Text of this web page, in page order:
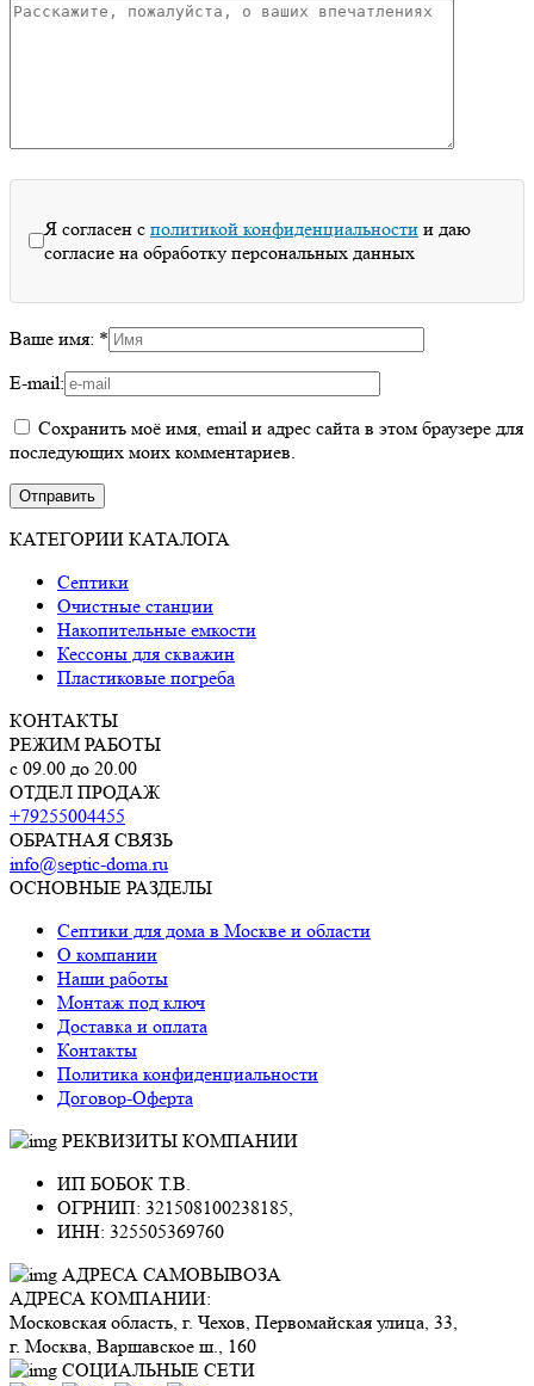
Я согласен с политикой конфиденциальности и даю
согласие на обработку персональных данных
Ваше имя: *
E-mail:
Сохранить моё имя, email и адрес сайта в этом браузере для
последующих моих комментариев.
КАТЕГОРИИ КАТАЛОГА
Септики
Очистные станции
Накопительные емкости
Кессоны для скважин
Пластиковые погреба
КОНТАКТЫ
РЕЖИМ РАБОТЫ
с 09.00 до 20.00
ОТДЕЛ ПРОДАЖ
+79255004455
ОБРАТНАЯ СВЯЗЬ
info@septic-doma.ru
ОСНОВНЫЕ РАЗДЕЛЫ
Септики для дома в Москве и области
О компании
Наши работы
Монтаж под ключ
Доставка и оплата
Контакты
Политика конфиденциальности
Договор-Оферта
РЕКВИЗИТЫ КОМПАНИИ
ИП БОБОК Т.В.
ОГРНИП: 321508100238185,
ИНН: 325505369760
АДРЕСА САМОВЫВОЗА
АДРЕСА КОМПАНИИ:
Московская область, г. Чехов, Первомайская улица, 33,
г. Москва, Варшавское ш., 160
СОЦИАЛЬНЫЕ СЕТИ